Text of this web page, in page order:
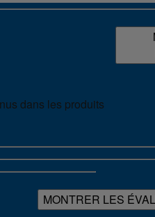
dans les produits
MONTRER LES